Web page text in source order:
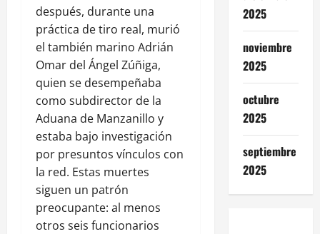
después, durante una
práctica de tiro real, murió
el también marino Adrián
Omar del Ángel Zúñiga,
quien se desempeñaba
como subdirector de la
Aduana de Manzanillo y
estaba bajo investigación
por presuntos vínculos con
la red. Estas muertes
siguen un patrón
preocupante: al menos
otros seis funcionarios
2025
noviembre
2025
octubre
2025
septiembre
2025